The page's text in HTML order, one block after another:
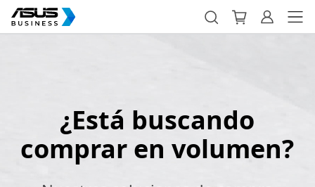
¿Está buscando
comprar en volumen?